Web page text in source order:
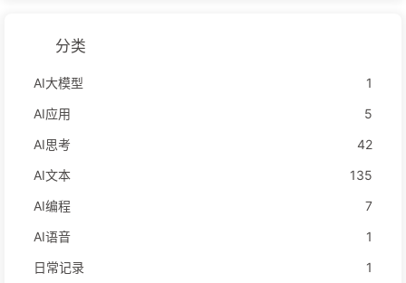
分类
AI大模型
1
AI应用
5
AI思考
42
AI文本
135
AI编程
7
AI语音
1
日常记录
1